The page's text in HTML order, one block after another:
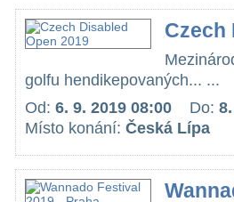
Czech
golfu hendikepovaných... ...
Od: 6. 9. 2019 08:00 Do:
Místo konání: Česká Lípa